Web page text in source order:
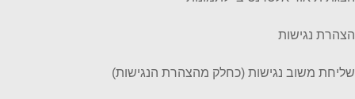
הצהרת נגישות
שליחת משוב נגישות (כחלק מהצהרת הנגישות)